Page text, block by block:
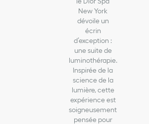
New York
dévoile un
écrin
d’exception :
une suite de
luminothérapie.
Inspirée de la
science de la
lumière, cette
expérience est
soigneusement
pensée pour